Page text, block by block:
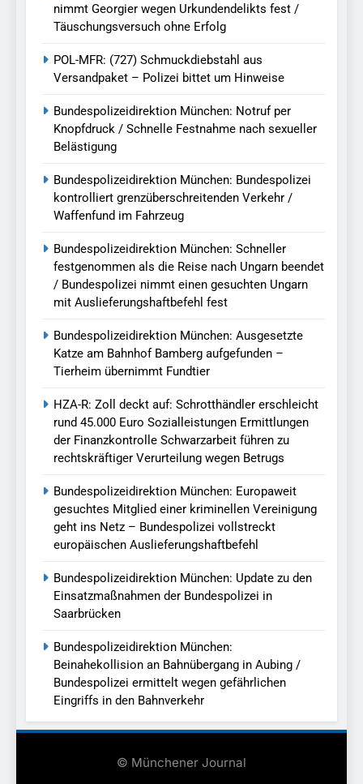
nimmt Georgier wegen Urkundendelikts fest /
Täuschungsversuch ohne Erfolg
POL-MFR: (727) Schmuckdiebstahl aus
Versandpaket – Polizei bittet um Hinweise
Bundespolizeidirektion München: Notruf per
Knopfdruck / Schnelle Festnahme nach sexueller
Belästigung
Bundespolizeidirektion München: Bundespolizei
kontrolliert grenzüberschreitenden Verkehr /
Waffenfund im Fahrzeug
Bundespolizeidirektion München: Schneller
festgenommen als die Reise nach Ungarn beendet
/ Bundespolizei nimmt einen gesuchten Ungarn
mit Auslieferungshaftbefehl fest
Bundespolizeidirektion München: Ausgesetzte
Katze am Bahnhof Bamberg aufgefunden –
Tierheim übernimmt Fundtier
HZA-R: Zoll deckt auf: Schrotthändler erschleicht
rund 45.000 Euro Sozialleistungen Ermittlungen
der Finanzkontrolle Schwarzarbeit führen zu
rechtskräftiger Verurteilung wegen Betrugs
Bundespolizeidirektion München: Europaweit
gesuchtes Mitglied einer kriminellen Vereinigung
geht ins Netz – Bundespolizei vollstreckt
europäischen Auslieferungshaftbefehl
Bundespolizeidirektion München: Update zu den
Einsatzmaßnahmen der Bundespolizei in
Saarbrücken
Bundespolizeidirektion München:
Beinahekollision an Bahnübergang in Aubing /
Bundespolizei ermittelt wegen gefährlichen
Eingriffs in den Bahnverkehr
© Münchener Journal